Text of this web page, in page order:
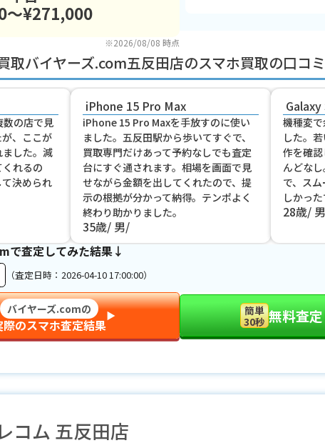
〜¥271,000
※2026/08/08 時点
取バイヤーズ.com五反田店のスマホ買取の口コ
の店で見
、ここが
した。減
れるの
決められ
iPhone 15 Pro Max
iPhone 15 Pro Maxを手放すのに使い
ました。五反田駅から歩いてすぐで、
買取専門だけあって予約なしでも査定
台にすぐ通されます。相場を画面で見
せながら金額を出してくれたので、提
示の根拠が分かって納得。テンポよく
終わり助かりました。
35歳 男
Galaxy
機種変
した。
作を確
んどな
で、ス
しかった
28歳 男
で査定してみた結果↓
（査定日時：2026-04-10 17:00:00）
バイヤーズ.comの
際のスマホ査定結果
▶︎
簡単
30秒 無料査
コム 五反田店